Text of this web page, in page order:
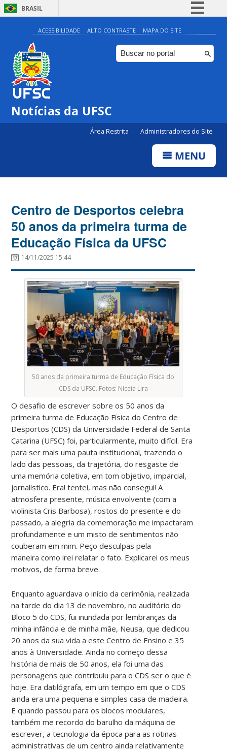
BRASIL
Simplifique!
Comunica BR
Participe
ACESSIBILIDADE ALTO CONTRASTE MAPA DO SITE
Notícias da UFSC
Área Restrita Administradores do Site
MENU
Centro de Desportos celebra
50 anos da primeira turma de
Educação Física da UFSC
14/11/2025 15:44
50 anos da primeira turma de Educação Física do
CDS da UFSC. Fotos: Niceia Lira
O desafio de escrever sobre os 50 anos da
primeira turma de Educação Física do Centro de
Desportos (CDS) da Universidade Federal de Santa
Catarina (UFSC) foi, particularmente, muito difícil. Era
para ser mais uma pauta institucional, trazendo o
lado das pessoas, da trajetória, do resgaste de
uma memória coletiva, em tom objetivo, imparcial,
jornalístico. Era! tentei, mas não consegui! A
atmosfera presente, música envolvente (com a
violinista Cris Barbosa), rostos do presente e do
passado, a alegria da comemoração me impactaram
profundamente e um misto de sentimentos não
couberam em mim. Peço desculpas pela
maneira como irei relatar o fato. Explicarei os meus
motivos, de forma breve.
Enquanto aguardava o início da cerimônia, realizada
na tarde do dia 13 de novembro, no auditório do
Bloco 5 do CDS, fui inundada por lembranças da
minha infância e de minha mãe, Neusa, que dedicou
20 anos da sua vida a este Centro de Ensino e 35
anos à Universidade. Ainda no começo dessa
história de mais de 50 anos, ela foi uma das
personagens que contribuiu para o CDS ser o que é
hoje. Era datilógrafa, em um tempo em que o CDS
ainda era uma pequena e simples casa de madeira.
E quando passou para os blocos modulares,
também me recordo do barulho da máquina de
escrever, a tecnologia da época para as rotinas
administrativas de um centro ainda relativamente